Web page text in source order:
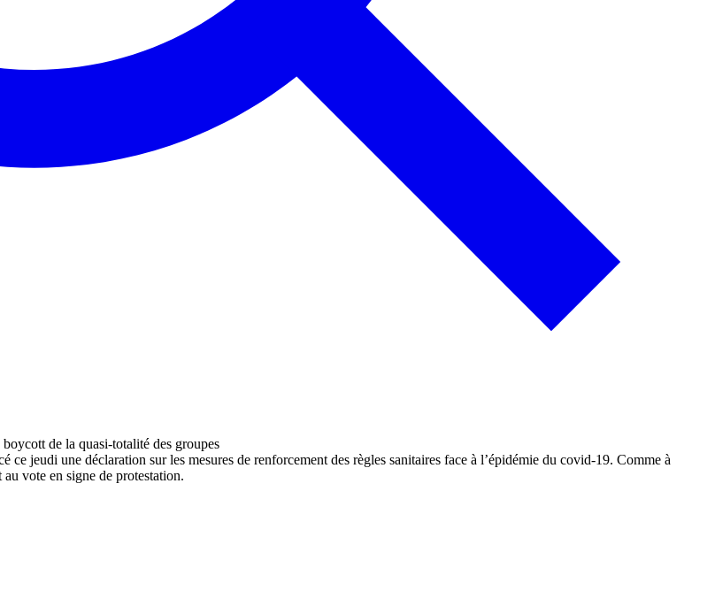
ce jeudi une déclaration sur les mesures de renforcement des règles sanitaires face à l’épidémie du covid-19. Comme à
vote en signe de protestation.